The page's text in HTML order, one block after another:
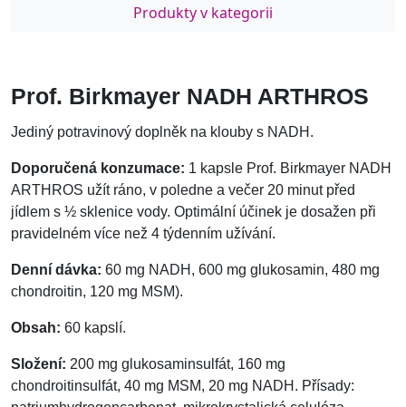
Produkty v kategorii
Prof. Birkmayer NADH ARTHROS
Jediný potravinový doplněk na klouby s NADH.
Doporučená konzumace: 1 kapsle Prof. Birkmayer NADH
ARTHROS užít ráno, v poledne a večer 20 minut před
jídlem s ½ sklenice vody. Optimální účinek je dosažen při
pravidelném více než 4 týdenním užívání.
Denní dávka: 60 mg NADH, 600 mg glukosamin, 480 mg
chondroitin, 120 mg MSM).
Obsah: 60 kapslí.
Složení: 200 mg glukosaminsulfát, 160 mg
chondroitinsulfát, 40 mg MSM, 20 mg NADH. Přísady: